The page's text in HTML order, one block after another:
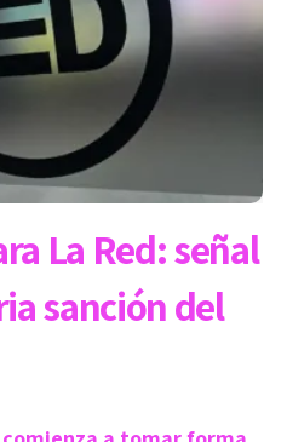
La Red: señal
sanción del